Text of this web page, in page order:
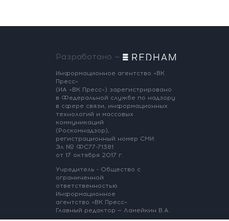
Разработано —
Информационное агентство «ВК
Пресс»
(ИА «ВК Пресс») зарегистрировано
в Федеральной службе по надзору
в сфере связи, информационных
технологий и массовых
коммуникаций
(Роскомнадзор),
регистрационный номер СМИ:
Эл № ФС77-71381
от 17 октября 2017 г.
Учредитель - Общество с
ограниченной
ответственностью
Информационное
агентство «ВК Пресс».
Главный редактор — Ламейкин В.А.